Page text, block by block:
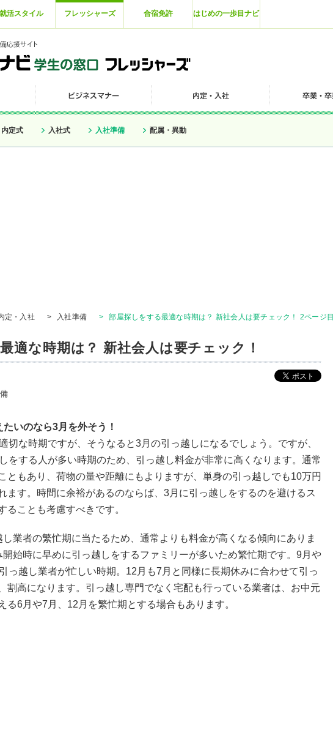
就活スタイル フレッシャーズ 合宿免許 はじめの一歩目ナビ
内定式 入社式 入社準備 配属・異動
定・入社 > 入社準備 > 部屋探しをする最適な時期は？ 新社会人は要チェック！ 2ページ目
適な時期は？ 新社会人は要チェック！
いのなら3月を外そう！
切な時期ですが、そうなると3月の引っ越しになるでしょう。ですが、
をする人が多い時期のため、引っ越し料金が非常に高くなります。通常
ともあり、荷物の量や距離にもよりますが、単身の引っ越しでも10万円
ます。時間に余裕があるのならば、3月に引っ越しをするのを避けるス
ることも考慮すべきです。
業者の繁忙期に当たるため、通常よりも料金が高くなる傾向にありま
始時に早めに引っ越しをするファミリーが多いため繁忙期です。9月や
っ越し業者が忙しい時期。12月も7月と同様に長期休みに合わせて引っ
割高になります。引っ越し専門でなく宅配も行っている業者は、お中元
る6月や7月、12月を繁忙期とする場合もあります。